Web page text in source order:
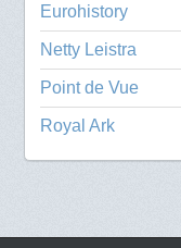
Eurohistory
Netty Leistra
Point de Vue
Royal Ark